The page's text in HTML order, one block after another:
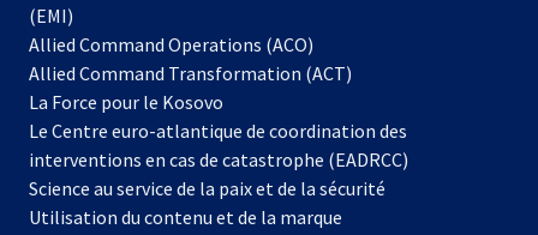
(EMI)
Allied Command Operations (ACO)
dans
nouvel
onglet
Allied Command Transformation (ACT)
La Force pour le Kosovo
dans
un
nouvel
onglet
Le Centre euro-atlantique de coordination des
interventions en cas de catastrophe (EADRCC)
Science au service de la paix et de la sécurité
Utilisation du contenu et de la marque